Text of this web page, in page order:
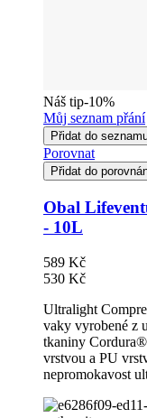
Náš tip-10%
Můj seznam přání
Přidat do
Porovnat
Přidat do
Obal
- 10L
589 Kč
530 Kč
Ultralight
vaky vyrobené z
tkaniny
vrstvou a PU
nepromokavost